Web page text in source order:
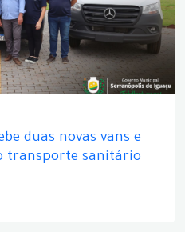
duas novas vans e
transporte sanitário